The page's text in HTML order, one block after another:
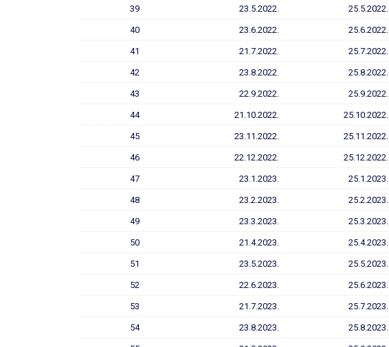
39 23.5.2022. 25.5.2022.
40 23.6.2022. 25.6.2022.
41 21.7.2022. 25.7.2022.
42 23.8.2022. 25.8.2022.
43 22.9.2022. 25.9.2022.
44 21.10.2022. 25.10.2022.
45 23.11.2022. 25.11.2022.
46 22.12.2022. 25.12.2022.
47 23.1.2023. 25.1.2023.
48 23.2.2023. 25.2.2023.
49 23.3.2023. 25.3.2023.
50 21.4.2023. 25.4.2023.
51 23.5.2023. 25.5.2023.
52 22.6.2023. 25.6.2023.
53 21.7.2023. 25.7.2023.
54 23.8.2023. 25.8.2023.